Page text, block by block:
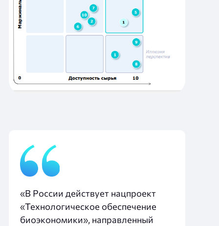
«В России действует нацпроект
«Технологическое обеспечение
биоэкономики», направленный